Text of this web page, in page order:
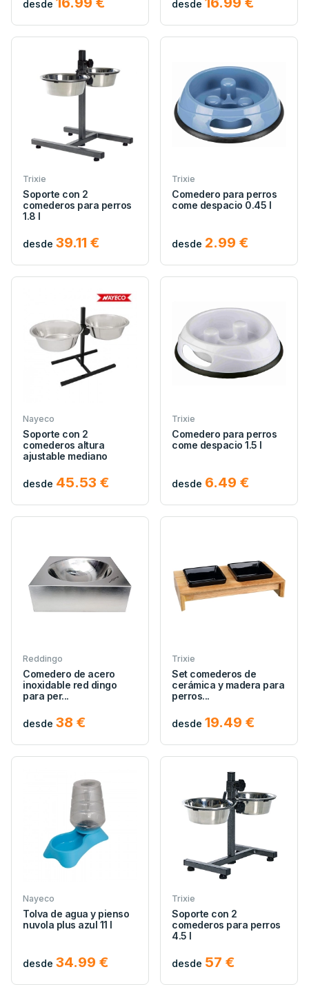
desde desde
Trixie
Soporte con 2
comederos para perros
1.8 l
desde 39.11 €
Trixie
Comedero para perros
come despacio 0.45 l
desde 2.99 €
Nayeco
Soporte con 2
comederos altura
ajustable mediano
desde 45.53 €
Trixie
Comedero para perros
come despacio 1.5 l
desde 6.49 €
Reddingo
Comedero de acero
inoxidable red dingo
para per...
desde 38 €
Trixie
Set comederos de
cerámica y madera para
perros...
desde 19.49 €
Nayeco
Tolva de agua y pienso
nuvola plus azul 11 l
desde 34.99 €
Trixie
Soporte con 2
comederos para perros
4.5 l
desde 57 €